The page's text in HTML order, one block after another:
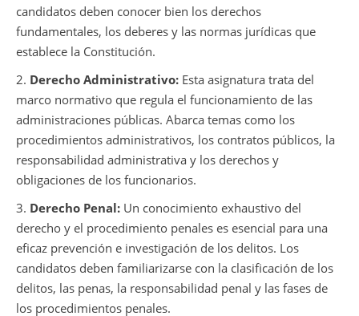
candidatos deben conocer bien los derechos
fundamentales, los deberes y las normas jurídicas que
establece la Constitución.
2. Derecho Administrativo: Esta asignatura trata del
marco normativo que regula el funcionamiento de las
administraciones públicas. Abarca temas como los
procedimientos administrativos, los contratos públicos, la
responsabilidad administrativa y los derechos y
obligaciones de los funcionarios.
3. Derecho Penal: Un conocimiento exhaustivo del
derecho y el procedimiento penales es esencial para una
eficaz prevención e investigación de los delitos. Los
candidatos deben familiarizarse con la clasificación de los
delitos, las penas, la responsabilidad penal y las fases de
los procedimientos penales.